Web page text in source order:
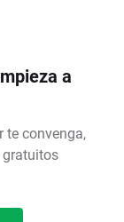
a
te convenga,